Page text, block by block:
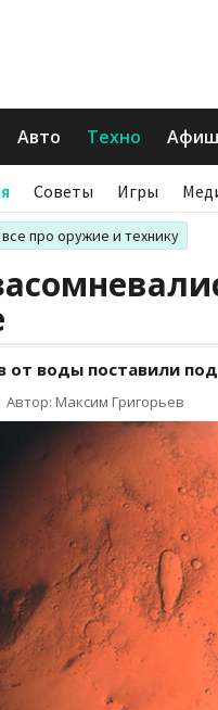
Авто Техно
Советы Игры
про оружие и технику
от воды поставили
Автор: Максим Григорьев